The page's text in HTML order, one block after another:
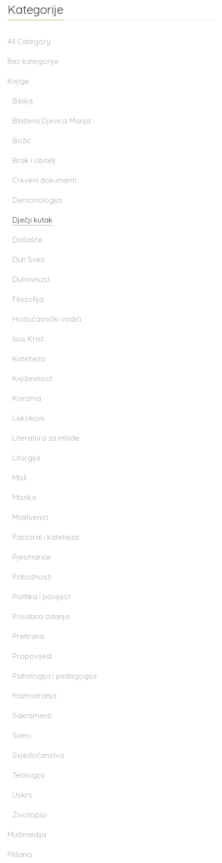
Kategorije
All Category
Bez kategorije
Knjige
Biblija
Blažena Djevica Marija
Božić
Brak i obitelj
Crkveni dokumenti
Demonologija
Dječji kutak
Došašće
Duh Sveti
Duhovnost
Filozofija
Hodočasnički vodiči
Isus Krist
Kateheza
Književnost
Korizma
Leksikoni
Literatura za mlade
Liturgija
Misli
Mistika
Molitvenici
Pastoral i kateheza
Pjesmarice
Pobožnosti
Politika i povijest
Posebna izdanja
Prehrana
Propovijedi
Psihologija i pedagogija
Razmatranja
Sakramenti
Sveci
Svjedočanstva
Teologija
Uskrs
Životopisi
Multimedija
Plišanci